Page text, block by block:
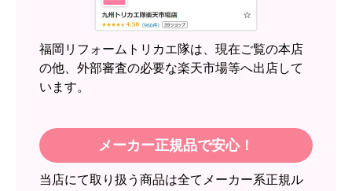
【注文からどのくらいで届きましたか？】
【その他感想・コメント】
2026年6月30日 23:50
欲しい商品をスムーズに注文できましたか？
はい
福岡リフォームトリカエ隊は、現在ご覧の本店
の他、外部審査の必要な楽天市場等へ出店して
います。
メーカー正規品で安心！
当店にて取り扱う商品は全てメーカー系正規ル